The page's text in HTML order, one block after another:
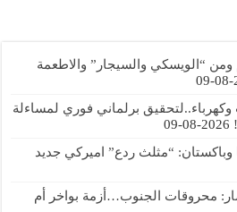
“الويسكي والسيجار” والاطعمة
وكهرباء..لتحقيق برلماني فوري لمساءلة
2026-08-09
وباكستان: “مثلث ردع” اميركي جديد
محروقات الجنوب…أزمة بواخر أم